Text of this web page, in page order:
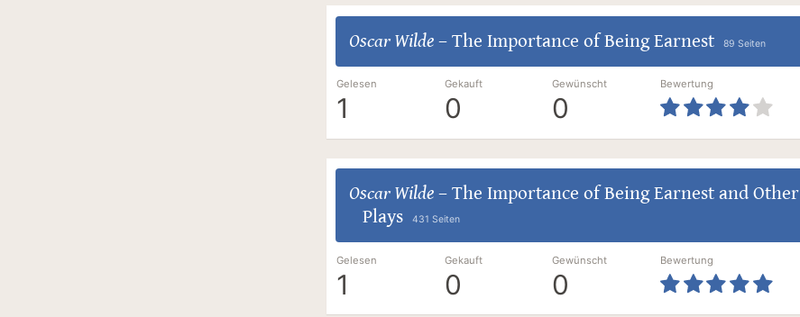
Oscar Wilde– The Importance of Being Earnest 89 Seiten
Gelesen
1
Gekauft
0
Gewünscht
0
Bewertung
Oscar Wilde– The Importance of Being Earnest and Other
Plays
431 Seiten
Gelesen
1
Gekauft
0
Gewünscht
0
Bewertung